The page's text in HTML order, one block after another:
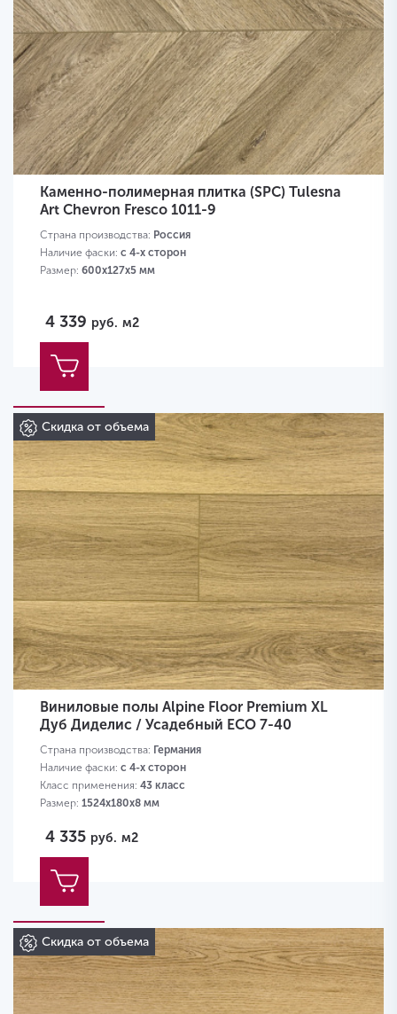
Каменно-полимерная плитка (SPC) Tulesna
Art Chevron Fresco 1011-9
Страна производства: Россия
Наличие фаски: с 4-х сторон
Размер: 600х127х5 мм
4 339 руб. м2
Скидка от объема
Виниловые полы Alpine Floor Premium XL
Дуб Диделис / Усадебный ECO 7-40
Страна производства: Германия
Наличие фаски: с 4-х сторон
Класс применения: 43 класс
Размер: 1524х180х8 мм
4 335 руб. м2
Скидка от объема